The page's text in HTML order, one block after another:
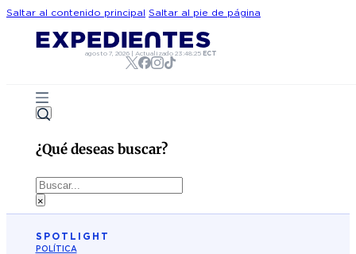
Saltar al contenido principal Saltar al pie de página
agosto 7, 2026 |Actualizado23:48:25 ECT
¿Qué deseas buscar?
Buscar
×
SPOTLIGHT
POLÍTICA